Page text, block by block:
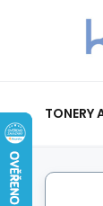
TONERY
PAPÍR-